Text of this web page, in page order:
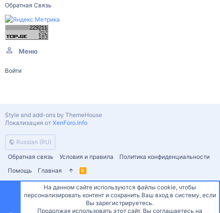
Обратная Связь
Меню
Войти
Russian (RU)
Обратная связь
Условия и правила
Политика конфиденциальности
Помощь
Главная
R
S
Style and add-ons by ThemeHouse
Локализация от XenForo.Info
СверхуСнизу
На данном сайте используются файлы cookie, чтобы
персонализировать контент и сохранить Ваш вход в систему, если
Вы зарегистрируетесь.
Продолжая использовать этот сайт, Вы соглашаетесь на